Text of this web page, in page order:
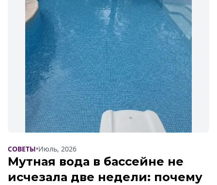
СОВЕТЫ•Июль, 2026
Мутная вода в бассейне не
исчезала две недели: почему